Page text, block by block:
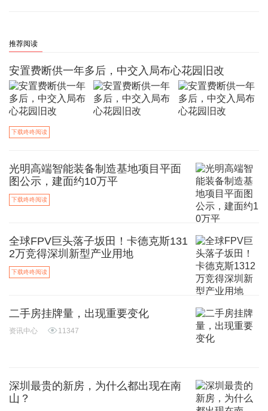
推荐阅读
安置费断供一年多后，中交入局布心花园旧改
下载咚咚阅读
光明高端智能装备制造基地项目平面
图公示，建面约10万平
下载咚咚阅读
全球FPV巨头落子坂田！卡德克斯131
2万竞得深圳新型产业用地
下载咚咚阅读
二手房挂牌量，出现重要变化
资讯中心 11347
深圳最贵的新房，为什么都出现在南
山？